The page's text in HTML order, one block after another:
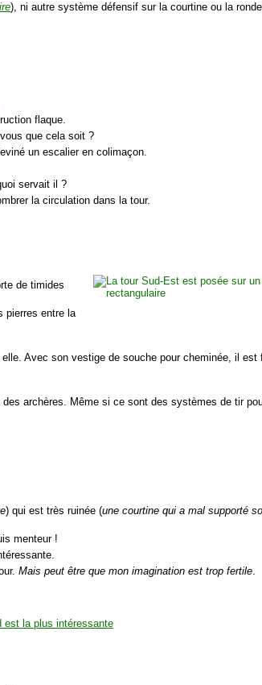
), ni autre système défensif sur la courtine ou la
flaque.
que cela soit ?
un escalier en colimaçon.
servait il ?
la circulation dans la tour.
de timides
pierres entre la
Avec son vestige de souche pour cheminée, il est
archères. Même si ce sont des systèmes de tir
) qui est très ruinée (une courtine qui a mal supporté
menteur !
Mais peut être que mon imagination est trop fertile.